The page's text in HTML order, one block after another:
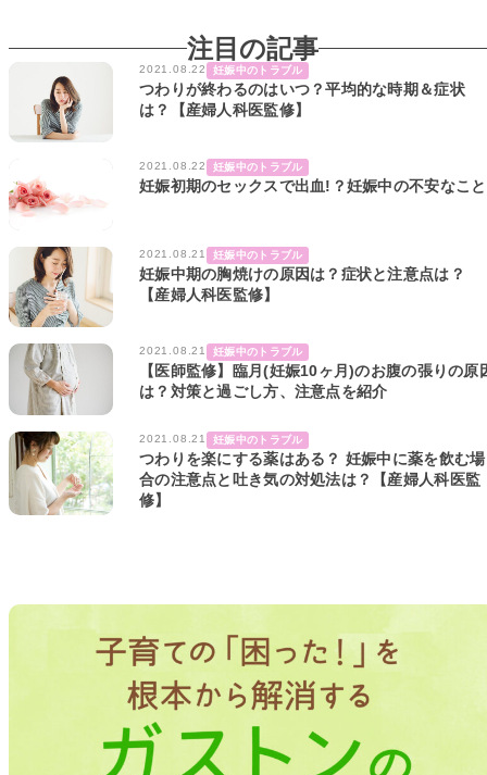
注目の記事
2021.08.22 妊娠中のトラブル
つわりが終わるのはいつ？平均的な時期＆症状
は？【産婦人科医監修】
2021.08.22 妊娠中のトラブル
妊娠初期のセックスで出血!？妊娠中の不安なこと
2021.08.21 妊娠中のトラブル
妊娠中期の胸焼けの原因は？症状と注意点は？
【産婦人科医監修】
2021.08.21 妊娠中のトラブル
【医師監修】臨月(妊娠10ヶ月)のお腹の張りの原
は？対策と過ごし方、注意点を紹介
2021.08.21 妊娠中のトラブル
つわりを楽にする薬はある？ 妊娠中に薬を飲む場
合の注意点と吐き気の対処法は？【産婦人科医監
修】